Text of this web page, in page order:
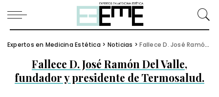
Expertos en Medicina Estética > Noticias >Fallece D. José Ramón Del Valle, fundador y presidente de Termosalud.
Fallece D. José Ramón Del Valle,
fundador y presidente de Termosalud.